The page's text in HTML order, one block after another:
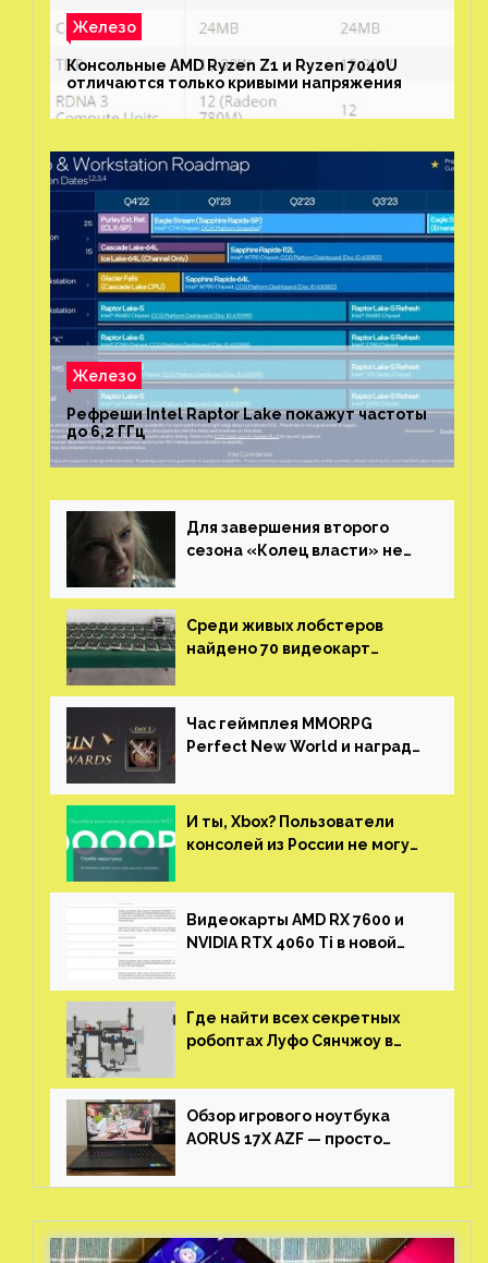
Железо
Консольные AMD Ryzen Z1 и Ryzen 7040U
отличаются только кривыми напряжения
Железо
Рефреши Intel Raptor Lake покажут частоты
до 6,2 ГГц
Для завершения второго
сезона «Колец власти» не
Среди живых лобстеров
найдено 70 видеокарт
китайской таможни
Час геймплея MMORPG
Perfect New World и награды
И ты, Xbox? Пользователи
консолей из России не могут
Видеокарты AMD RX 7600 и
NVIDIA RTX 4060 Ti в новой
Где найти всех секретных
робоптах Луфо Сянчжоу в
Обзор игрового ноутбука
AORUS 17X AZF — просто